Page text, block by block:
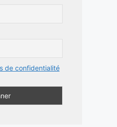
de confidentialité